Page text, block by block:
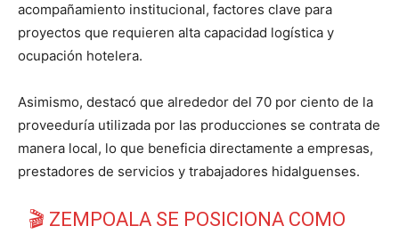
acompañamiento institucional, factores clave para
proyectos que requieren alta capacidad logística y
ocupación hotelera.
Asimismo, destacó que alrededor del 70 por ciento de la
proveeduría utilizada por las producciones se contrata de
manera local, lo que beneficia directamente a empresas,
prestadores de servicios y trabajadores hidalguenses.
🎬 ZEMPOALA SE POSICIONA COMO